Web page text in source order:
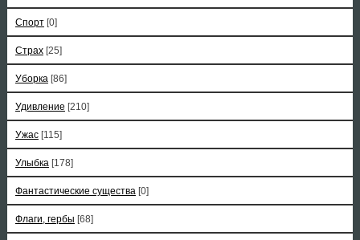
Спорт [0]
Страх [25]
Уборка [86]
Удивление [210]
Ужас [115]
Улыбка [178]
Фантастические существа [0]
Флаги, гербы [68]